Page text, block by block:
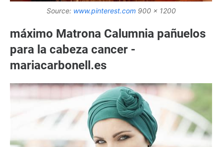
Source: www.pinterest.com900 x 1200
máximo Matrona Calumnia pañuelos
para la cabeza cancer -
mariacarbonell.es